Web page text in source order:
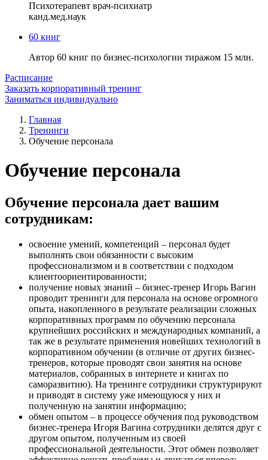
Психотерапевт врач-психиатр
канд.мед.наук
60 книг
Автор 60 книг по бизнес-психологии тиражом 15 млн.
Расписание
Заказать корпоративный тренинг
Заниматься индивидуально
Главная
Тренинги
Обучение персонала
Обучение персонала
Обучение персонала дает вашим
сотрудникам:
освоение умений, компетенций – персонал будет
выполнять свои обязанности с высоким
профессионализмом и в соответствии с подходом
клиентоориентированности;
получение новых знаний – бизнес-тренер Игорь Вагин
проводит тренинги для персонала на основе огромного
опыта, накопленного в результате реализации сложных
корпоративных программ по обучению персонала
крупнейших российских и международных компаний, а
так же в результате применения новейших технологий в
корпоративном обучении (в отличие от других бизнес-
тренеров, которые проводят свои занятия на основе
материалов, собранных в интернете и книгах по
саморазвитию). На тренинге сотрудники структурируют
и приводят в систему уже имеющуюся у них и
полученную на занятии информацию;
обмен опытом – в процессе обучения под руководством
бизнес-тренера Игоря Вагина сотрудники делятся друг с
другом опытом, полученным из своей
профессиональной деятельности. Этот обмен позволяет